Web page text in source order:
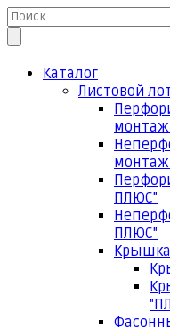
Каталог
Листовой
ПЛЮС"
ПЛЮС"